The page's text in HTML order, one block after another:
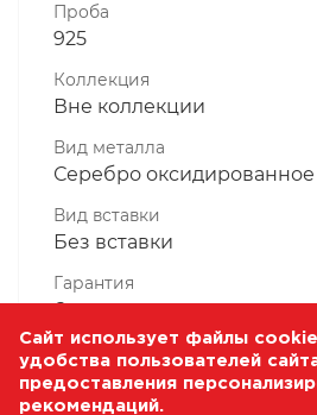
Проба
925
Коллекция
Вне коллекции
Вид металла
Серебро оксидированное
Вид вставки
Без вставки
Гарантия
6 месяцев
Комплектность, шт
1 Штука
Сайт использует файлы
удобства пользователей
предоставления
рекомендаций.